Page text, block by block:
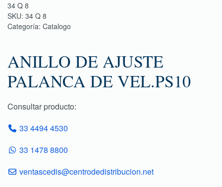
34 Q 8
SKU: 34 Q 8
Categoría: Catalogo
ANILLO DE AJUSTE
PALANCA DE VEL.PS10
Consultar producto:
33 4494 4530
33 1478 8800
ventascedis@centrodedistribucion.net